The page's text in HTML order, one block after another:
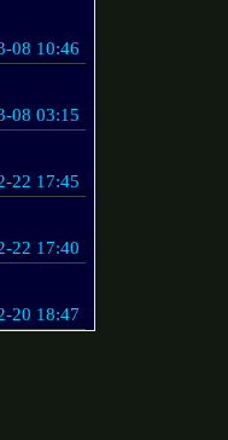
08 10:46
08 03:15
22 17:45
22 17:40
20 18:47